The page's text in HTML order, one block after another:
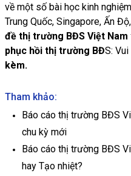
về một số bài học kinh
Trung Quốc, Singapore, Ấn
đề thị trường BĐS Việt Nam
phục hồi thị trường BĐS:
kèm.
Tham khảo:
Báo cáo thị trường BĐS
chu kỳ mới
Báo cáo thị trường BĐS
hay Tạo nhiệt?